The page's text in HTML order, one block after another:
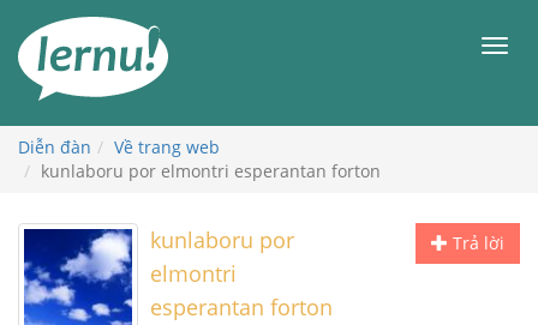
đến
phần
dung
Diễn đàn
Về trang web
kunlaboru por elmontri esperantan forton
Trả lời
kunlaboru por
elmontri
esperantan forton